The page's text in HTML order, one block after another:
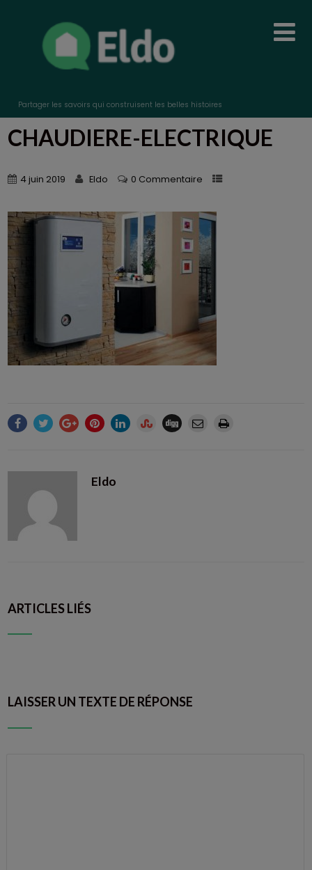
Partager les savoirs qui construisent les belles histoires
CHAUDIERE-ELECTRIQUE
4 juin 2019 Eldo 0 Commentaire
Eldo
ARTICLES LIÉS
LAISSER UN TEXTE DE RÉPONSE